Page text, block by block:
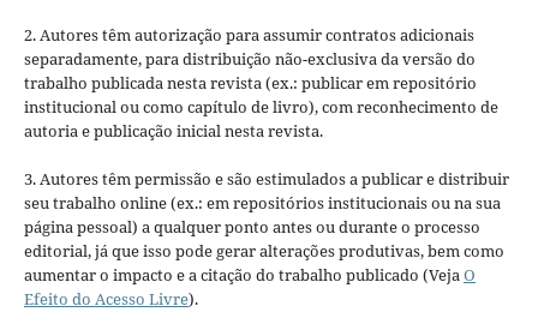
2. Autores têm autorização para assumir contratos adicionais
separadamente, para distribuição não-exclusiva da versão do
trabalho publicada nesta revista (ex.: publicar em repositório
institucional ou como capítulo de livro), com reconhecimento de
autoria e publicação inicial nesta revista.
3. Autores têm permissão e são estimulados a publicar e distribuir
seu trabalho online (ex.: em repositórios institucionais ou na sua
página pessoal) a qualquer ponto antes ou durante o processo
editorial, já que isso pode gerar alterações produtivas, bem como
aumentar o impacto e a citação do trabalho publicado (VejaO
Efeito do Acesso Livre).